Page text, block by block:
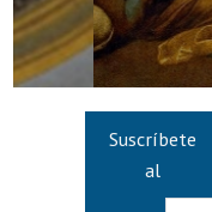
Suscríbete
al